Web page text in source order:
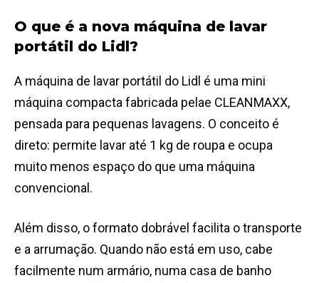
O que é a nova máquina de lavar
portátil do Lidl?
A máquina de lavar portátil do Lidl é uma mini
máquina compacta fabricada pelae CLEANMAXX,
pensada para pequenas lavagens. O conceito é
direto: permite lavar até 1 kg de roupa e ocupa
muito menos espaço do que uma máquina
convencional.
Além disso, o formato dobrável facilita o transporte
e a arrumação. Quando não está em uso, cabe
facilmente num armário, numa casa de banho